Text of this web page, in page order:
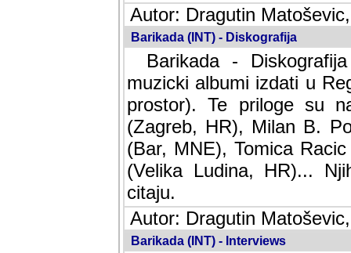
Autor: Dragutin
Barikada (INT) - Diskografija
Barikada -
muzicki albumi izdati u
prostor). Te priloge su
(Zagreb, HR), Milan B.
(Bar, MNE), Tomica
(Velika Ludina, HR)...
citaju.
Autor: Dragutin
Barikada (INT) - Interviews